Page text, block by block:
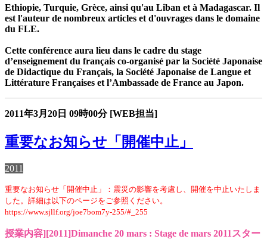
Ethiopie, Turquie, Grèce, ainsi qu'au Liban et à Madagascar. Il
est l'auteur de nombreux articles et d'ouvrages dans le domaine
du FLE.
Cette conférence aura lieu dans le cadre du stage
d’enseignement du français co-organisé par la Société Japonaise
de Didactique du Français, la Société Japonaise de Langue et
Littérature Françaises et l’Ambassade de France au Japon.
2011年3月20日 09時00分 [WEB担当]
重要なお知らせ「開催中止」
2011
重要なお知らせ「開催中止」：震災の影響を考慮し、開催を中止いたしま
した。詳細は以下のページをご参照ください。
https://www.sjllf.org/joe7bom7y-255/#_255
授業内容][2011]Dimanche 20 mars : Stage de mars 2011スター